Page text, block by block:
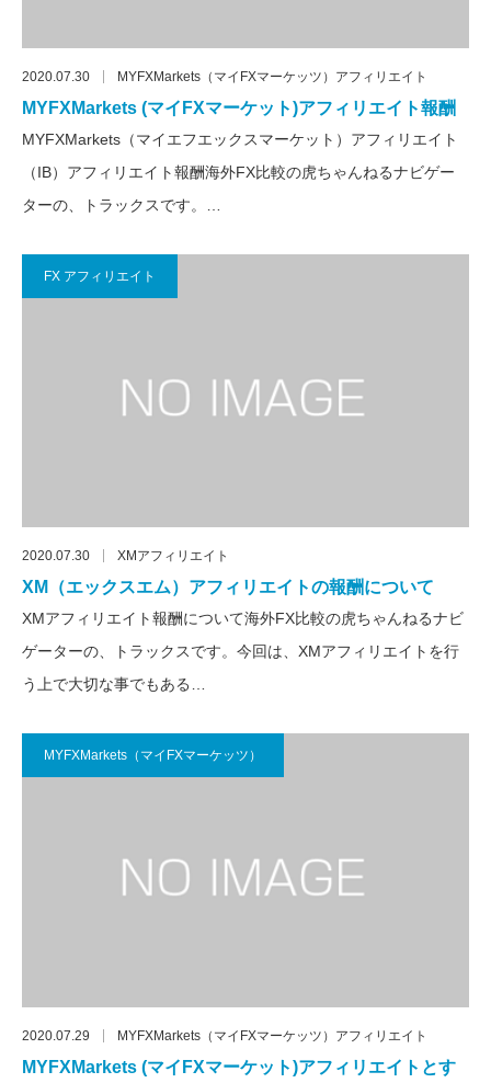
2020.07.30 MYFXMarkets（マイFXマーケッツ）アフィリエイト
MYFXMarkets (マイFXマーケット)アフィリエイト報酬
MYFXMarkets（マイエフエックスマーケット）アフィリエイト
（IB）アフィリエイト報酬海外FX比較の虎ちゃんねるナビゲー
ターの、トラックスです。…
FX アフィリエイト
2020.07.30 XMアフィリエイト
XM（エックスエム）アフィリエイトの報酬について
XMアフィリエイト報酬について海外FX比較の虎ちゃんねるナビ
ゲーターの、トラックスです。今回は、XMアフィリエイトを行
う上で大切な事でもある…
MYFXMarkets（マイFXマーケッツ）
2020.07.29 MYFXMarkets（マイFXマーケッツ）アフィリエイト
MYFXMarkets (マイFXマーケット)アフィリエイトとす